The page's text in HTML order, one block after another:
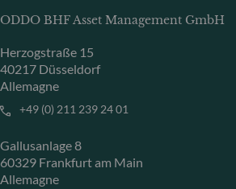
ODDO BHF Asset Management GmbH
Herzogstraße 15
40217 Düsseldorf
Allemagne
+49 (0) 211 239 24 01
Gallusanlage 8
60329 Frankfurt am Main
Allemagne